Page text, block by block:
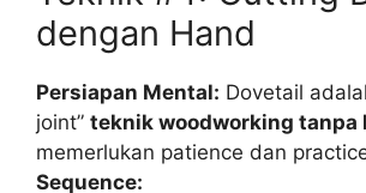
dengan Hand
Persiapan Mental: Dovetail
joint” teknik woodworking
memerlukan patience dan
Sequence: